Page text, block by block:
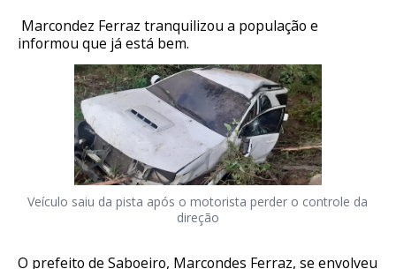
Marcondez Ferraz tranquilizou a população e
informou que já está bem.
Veículo saiu da pista após o motorista perder o controle da
direção
O prefeito de Saboeiro, Marcondes Ferraz, se envolveu